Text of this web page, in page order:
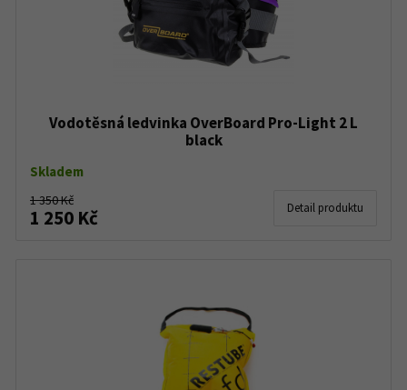
Vodotěsná ledvinka OverBoard Pro-Light 2 L
black
Skladem
1 350 Kč
1 250 Kč Detail produktu